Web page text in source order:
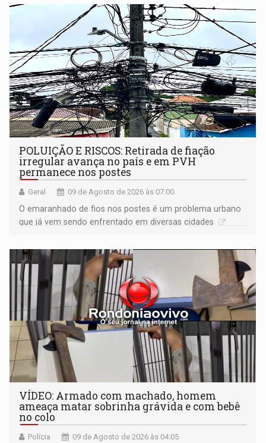
POLUIÇÃO E RISCOS: Retirada de fiação
irregular avança no país e em PVH
permanece nos postes
Geral 09 de Agosto de 2026 às 07:00
O emaranhado de fios nos postes é um problema urbano
que já vem sendo enfrentado em diversas cidades
VÍDEO: Armado com machado, homem
ameaça matar sobrinha grávida e com bebê
no colo
Polícia 09 de Agosto de 2026 às 04:05